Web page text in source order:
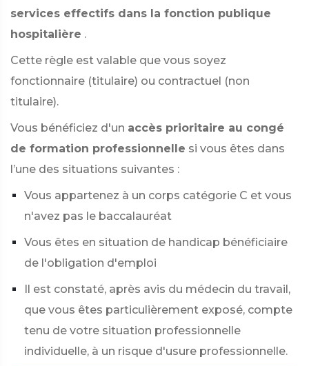
services effectifs dans la fonction publique
hospitalière .
Cette règle est valable que vous soyez
fonctionnaire (titulaire) ou contractuel (non
titulaire).
Vous bénéficiez d'un accès prioritaire au congé
de formation professionnelle si vous êtes dans
l’une des situations suivantes :
Vous appartenez à un corps catégorie C et vous
n'avez pas le baccalauréat
Vous êtes en situation de handicap bénéficiaire
de l'obligation d'emploi
Il est constaté, après avis du médecin du travail,
que vous êtes particulièrement exposé, compte
tenu de votre situation professionnelle
individuelle, à un risque d'usure professionnelle.